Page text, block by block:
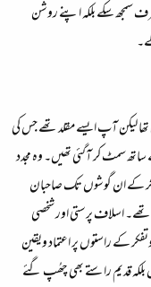
سمجھ سکے بلکہ اپنے روشن
تھا لیکن آپ ایسے مقلد تھے جس کی
ساتھ سمٹ کر آگئی تھیں۔ وہ مجدد
کے ان گوشوں تک صاحبان
تھے۔ اسلاف پرستی اور شخصی
کے راستوں پر اعتماد ویقین
قدیم راستے بھی چھُپ گئے